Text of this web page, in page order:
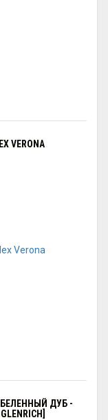
VERONA
ДУБ -